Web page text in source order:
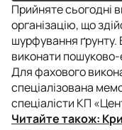
Прийняте сьогодні
організацію, що
шурфування ґрунту.
виконати пошуково-
Для фахового
спеціалізована
спеціалісти КП
Читайте також: